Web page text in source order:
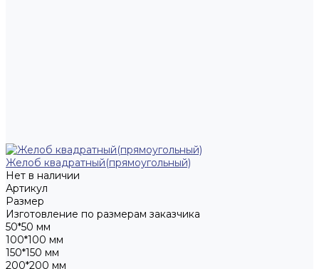
Желоб квадратный(прямоугольный)
Нет в наличии
Артикул
Размер
Изготовление по размерам заказчика
50*50 мм
100*100 мм
150*150 мм
200*200 мм